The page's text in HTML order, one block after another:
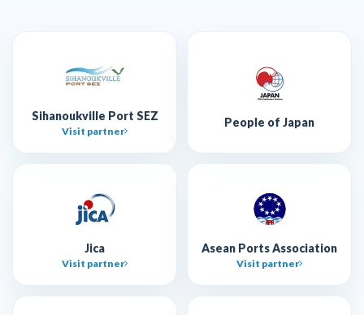
Sihanoukville Port SEZ
Visit partner
People of Japan
Jica
Visit partner
Asean Ports Association
Visit partner